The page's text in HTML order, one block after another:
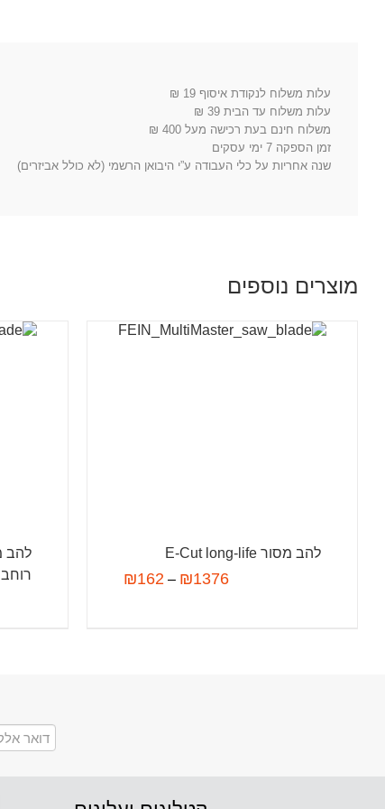
עלות משלוח לנקודת איסוף 19 ₪
עלות משלוח עד הבית 39 ₪
משלוח חינם בעת רכישה מעל 400 ₪
זמן הספקה 7 ימי עסקים
שנה אחריות על כלי העבודה ע”י היבואן הרשמי (לא כולל אביזרים)
מוצרים נוספים
להב מסור E-Cut long-life
₪162 – ₪1376
רוחב